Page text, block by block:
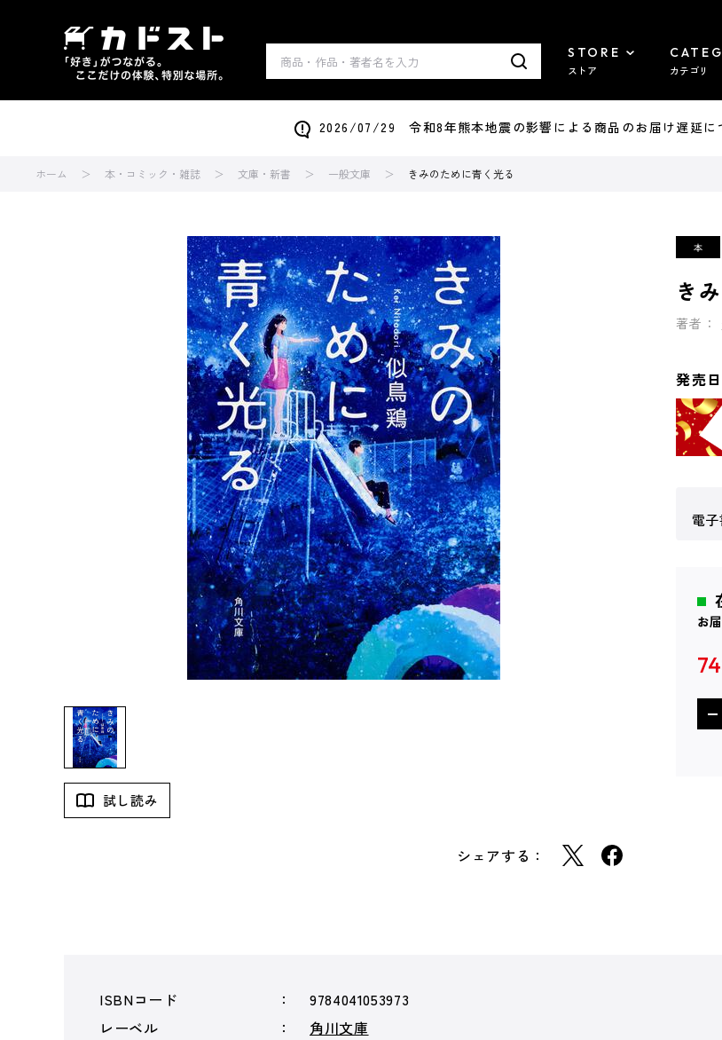
STORE
ストア カテゴリ
2026/07/29 令和8年熊本地震の影響による商品のお届け遅延に
ホーム 本・コミック・雑誌 文庫・新書 一般文庫 きみのために青く光る
試し読み
シェアする：
き
著者：
発売日
電子
お
ISBNコード
9784041053973
レーベル
角川文庫